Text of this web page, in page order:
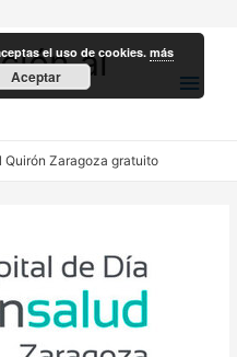
al
Quirón Zaragoza gratuito
el uso de cookies.más
Aceptar